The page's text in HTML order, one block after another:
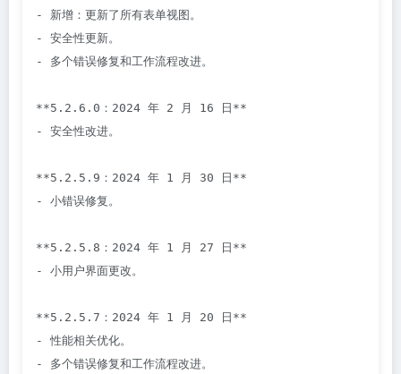
- 新增：更新了所有表单视图。
- 安全性更新。
- 多个错误修复和工作流程改进。
**5.2.6.0：2024 年 2 月 16 日**
- 安全性改进。
**5.2.5.9：2024 年 1 月 30 日**
- 小错误修复。
**5.2.5.8：2024 年 1 月 27 日**
- 小用户界面更改。
**5.2.5.7：2024 年 1 月 20 日**
- 性能相关优化。
- 多个错误修复和工作流程改进。